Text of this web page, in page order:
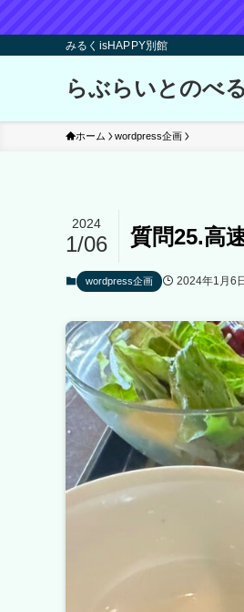
みるくisHAPPY別館
らぶらいとのべる
ホーム wordpress企画
質問25.高
2024
1/06
wordpress企画 2024年1月6日